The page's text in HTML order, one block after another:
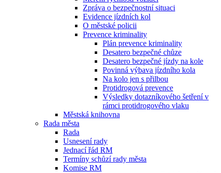
Zpráva o bezpečnostní situaci
Evidence jízdních kol
O městské policii
Prevence kriminality
Plán prevence kriminality
Desatero bezpečné chůze
Desatero bezpečné jízdy na kole
Povinná výbava jízdního kola
Na kolo jen s přilbou
Protidrogová prevence
Výsledky dotazníkového šetření v
rámci protidrogového vlaku
Městská knihovna
Rada města
Rada
Usnesení rady
Jednací řád RM
Termíny schůzí rady města
Komise RM